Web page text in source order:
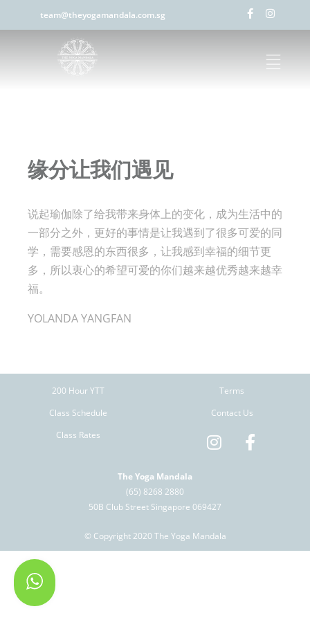
team@theyogamandala.com.sg
缘分让我们遇见
说起瑜伽除了给我带来身体上的变化，成为生活中的
一部分之外，更好的事情是让我遇到了很多可爱的同
学，需要感恩的东西很多，让我感到幸福的细节更
多，所以衷心的希望可爱的你们越来越优秀越来越幸
福。
YOLANDA YANGFAN
200 Hour YTT
Class Schedule
Class Rates
Terms
Contact Us
The Yoga Mandala
(65) 8268 2880
50B Club Street Singapore 069427
© Copyright 2020 The Yoga Mandala